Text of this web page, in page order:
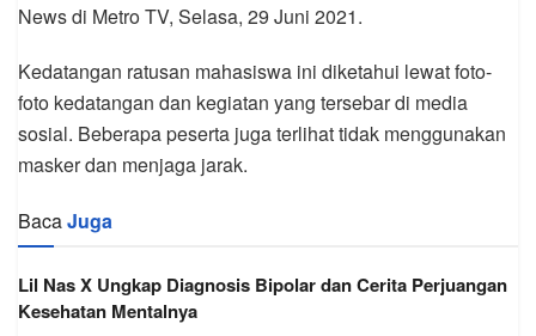
News di Metro TV, Selasa, 29 Juni 2021.
Kedatangan ratusan mahasiswa ini diketahui lewat foto-
foto kedatangan dan kegiatan yang tersebar di media
sosial. Beberapa peserta juga terlihat tidak menggunakan
masker dan menjaga jarak.
BacaJuga
Lil Nas X Ungkap Diagnosis Bipolar dan Cerita Perjuangan
Kesehatan Mentalnya